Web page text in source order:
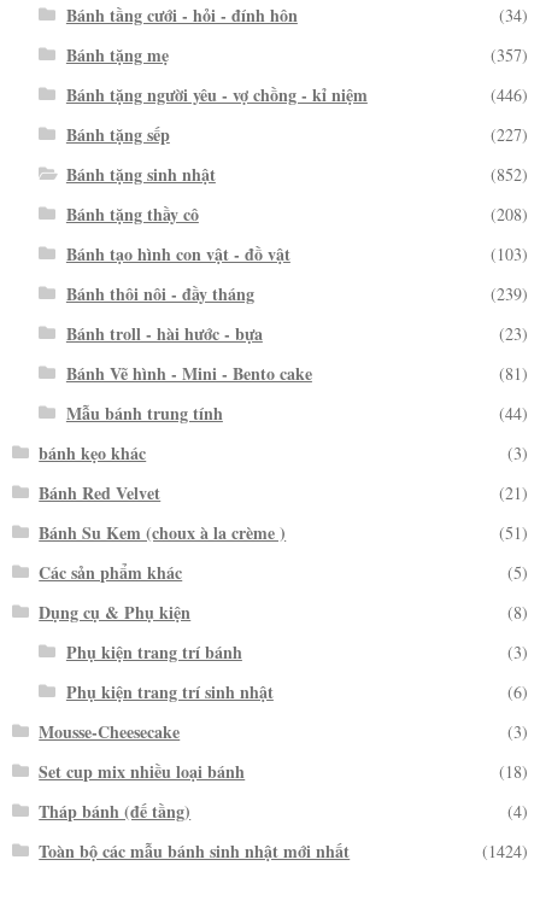
Bánh tầng cưới - hỏi - đính hôn (34)
Bánh tặng mẹ (357)
Bánh tặng người yêu - vợ chồng - kỉ niệm (446)
Bánh tặng sếp (227)
Bánh tặng sinh nhật (852)
Bánh tặng thầy cô (208)
Bánh tạo hình con vật - đồ vật (103)
Bánh thôi nôi - đầy tháng (239)
Bánh troll - hài hước - bựa (23)
Bánh Vẽ hình - Mini - Bento cake (81)
Mẫu bánh trung tính (44)
bánh kẹo khác (3)
Bánh Red Velvet (21)
Bánh Su Kem (choux à la crème ) (51)
Các sản phẩm khác (5)
Dụng cụ & Phụ kiện (8)
Phụ kiện trang trí bánh (3)
Phụ kiện trang trí sinh nhật (6)
Mousse-Cheesecake (3)
Set cup mix nhiều loại bánh (18)
Tháp bánh (đế tầng) (4)
Toàn bộ các mẫu bánh sinh nhật mới nhất (1424)